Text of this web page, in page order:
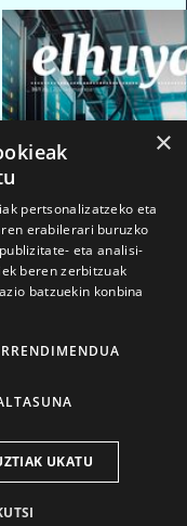
2026ko mar. 1a
×
pertsonalizatzeko eta
erabilerari buruzko
eta analisi-
beren zerbitzuak
batzuekin konbina
UKATU